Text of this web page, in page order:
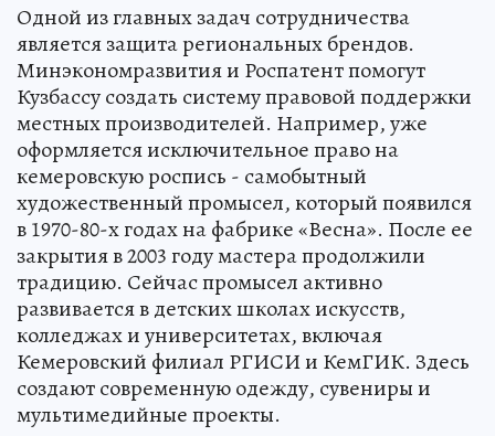
Одной из главных задач сотрудничества
является защита региональных брендов.
Минэкономразвития и Роспатент помогут
Кузбассу создать систему правовой поддержки
местных производителей. Например, уже
оформляется исключительное право на
кемеровскую роспись - самобытный
художественный промысел, который появился
в 1970-80-х годах на фабрике «Весна». После ее
закрытия в 2003 году мастера продолжили
традицию. Сейчас промысел активно
развивается в детских школах искусств,
колледжах и университетах, включая
Кемеровский филиал РГИСИ и КемГИК. Здесь
создают современную одежду, сувениры и
мультимедийные проекты.